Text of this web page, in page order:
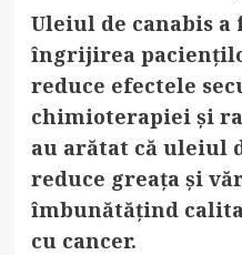
Uleiul de canabis
îngrijirea
reduce efectele
chimioterapiei și
au arătat că uleiul
reduce greața și
îmbunătățind
cu cancer.